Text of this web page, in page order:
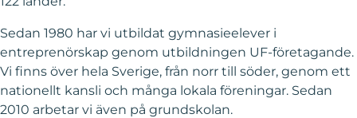
Sedan 1980 har vi utbildat gymnasieelever i
entreprenörskap genom utbildningen UF-företagande.
Vi finns över hela Sverige, från norr till söder, genom ett
nationellt kansli och många lokala föreningar. Sedan
2010 arbetar vi även på grundskolan.